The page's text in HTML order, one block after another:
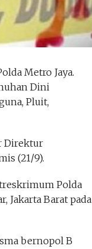
Metro Jaya.
Dini
Pluit,
Direktur
(21/9).
Polda
Jakarta Barat pada
bernopol B